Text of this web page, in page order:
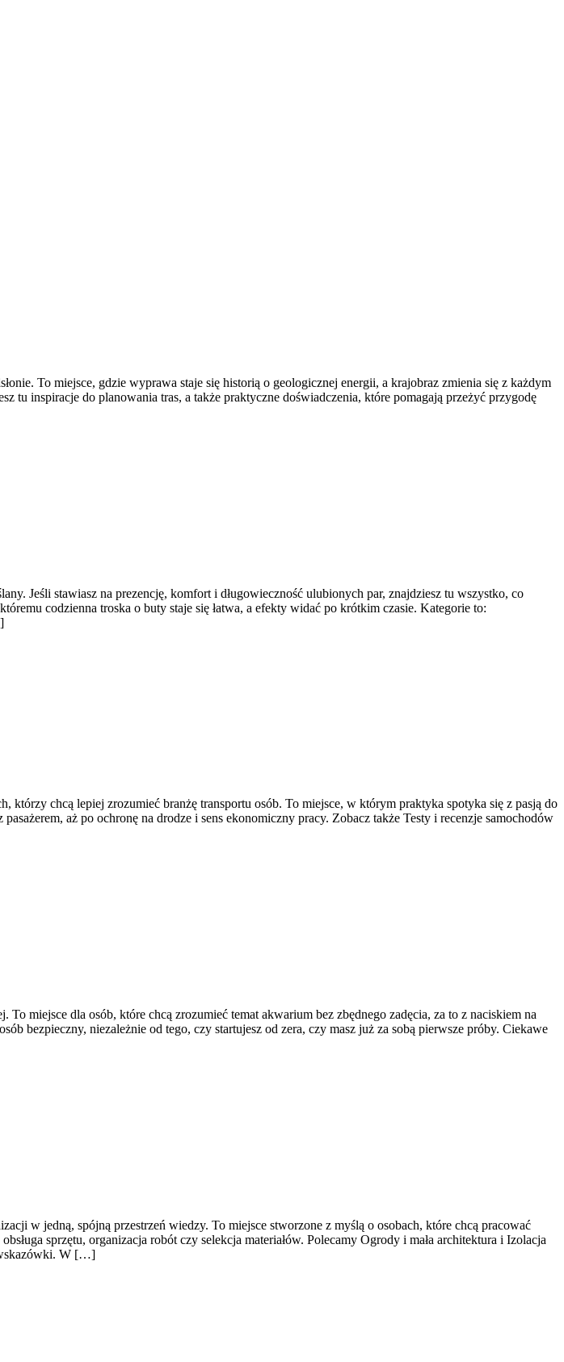
To miejsce, gdzie wyprawa staje się historią o geologicznej energii, a krajobraz zmienia się z każdym
tu inspiracje do planowania tras, a także praktyczne doświadczenia, które pomagają przeżyć przygodę
Jeśli stawiasz na prezencję, komfort i długowieczność ulubionych par, znajdziesz tu wszystko, co
codzienna troska o buty staje się łatwa, a efekty widać po krótkim czasie. Kategorie to:
chcą lepiej zrozumieć branżę transportu osób. To miejsce, w którym praktyka spotyka się z pasją do
aż po ochronę na drodze i sens ekonomiczny pracy. Zobacz także Testy i recenzje samochodów
miejsce dla osób, które chcą zrozumieć temat akwarium bez zbędnego zadęcia, za to z naciskiem na
bezpieczny, niezależnie od tego, czy startujesz od zera, czy masz już za sobą pierwsze próby. Ciekawe
w jedną, spójną przestrzeń wiedzy. To miejsce stworzone z myślą o osobach, które chcą pracować
sprzętu, organizacja robót czy selekcja materiałów. Polecamy Ogrody i mała architektura i Izolacja
wskazówki. W […]